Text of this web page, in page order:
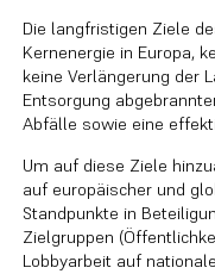
Die langfristigen Ziele
Kernenergie in Europa,
keine Verlängerung der
Entsorgung
Abfälle sowie eine
Um auf diese Ziele
auf europäischer und
Standpunkte in
Zielgruppen
Lobbyarbeit auf